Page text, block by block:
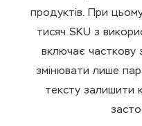
продуктів. При
тисяч SKU з
включає часткову
змінювати лише
тексту залишити